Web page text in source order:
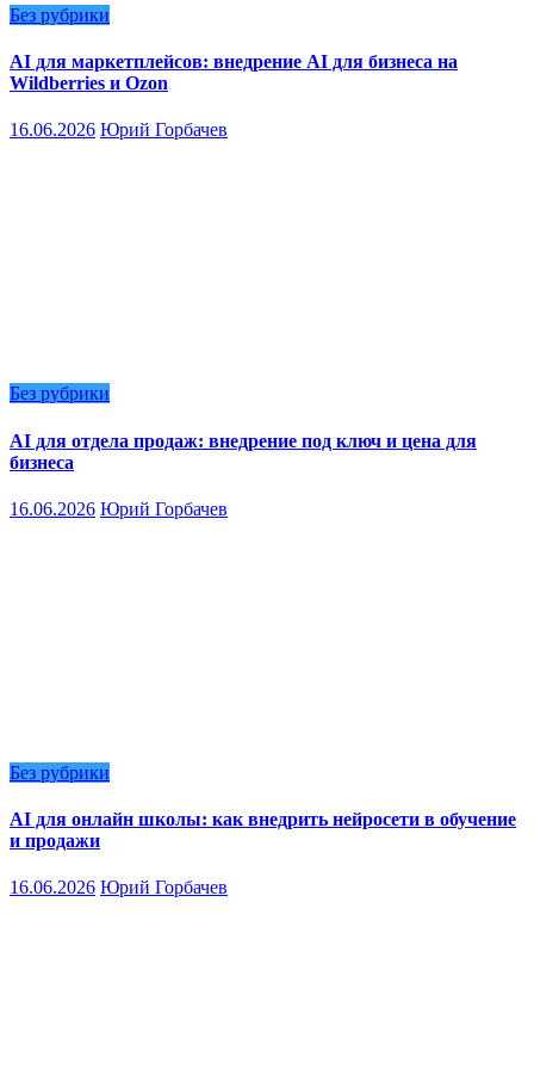
Без рубрики
AI для маркетплейсов: внедрение AI для бизнеса на
Wildberries и Ozon
16.06.2026 Юрий Горбачев
Без рубрики
AI для отдела продаж: внедрение под ключ и цена для
бизнеса
16.06.2026 Юрий Горбачев
Без рубрики
AI для онлайн школы: как внедрить нейросети в обучение
и продажи
16.06.2026 Юрий Горбачев